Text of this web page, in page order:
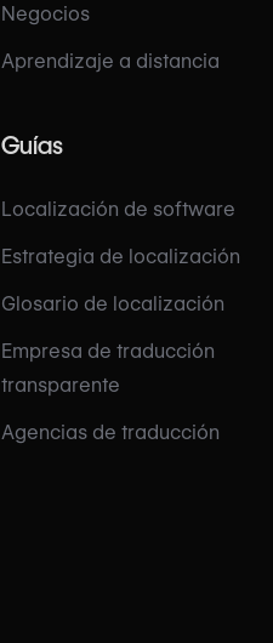
Negocios
Aprendizaje a distancia
Guías
Localización de software
Estrategia de localización
Glosario de localización
Empresa de traducción
transparente
Agencias de traducción